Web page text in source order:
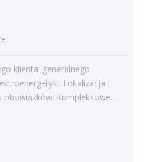
klienta: generalnego
Lokalizacja :
obowiązków: Kompleksowe...